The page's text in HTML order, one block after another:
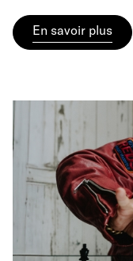
En savoir plus